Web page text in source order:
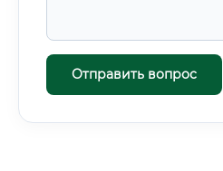
Отправить вопрос